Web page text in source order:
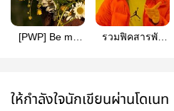
[PWP] Be my
รวมฟิคสารพัด
ให้กำลังใจนักเขียนผ่านโดเนท